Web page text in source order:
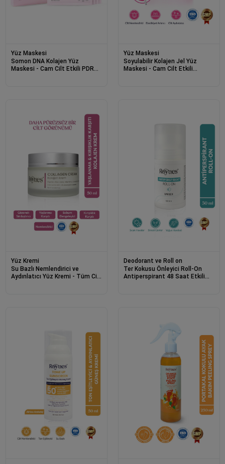
Yüz Maskesi
Somon DNA Kolajen Yüz
Maskesi - Cam Cilt Etkili PDRN
Yüz Maskesi
Soyulabilir Kolajen Jel Yüz
Maskesi - Cam Cilt Etkili
Yüz Kremi
Su Bazlı Nemlendirici ve
Aydınlatıcı Yüz Kremi - Tüm Cilt
Deodorant ve Roll on
Ter Kokusu Önleyici Roll-On
Antiperspirant 48 Saat Etkili